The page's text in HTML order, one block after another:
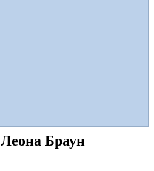
Леона Браун